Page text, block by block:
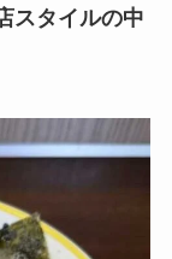
スタイルの中